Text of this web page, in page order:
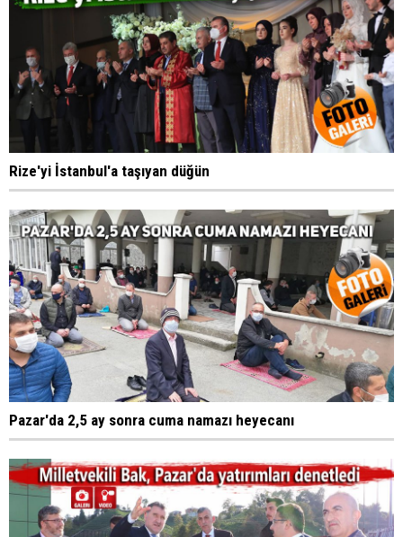
Rize'yi İstanbul'a taşıyan düğün
Pazar'da 2,5 ay sonra cuma namazı heyecanı